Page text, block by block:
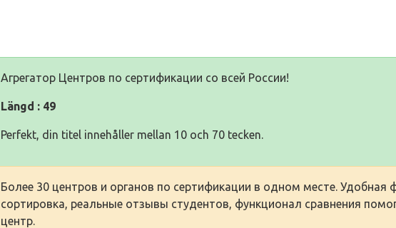
Агрегатор Центров по сертификации со всей России!
Längd : 49
Perfekt, din titel innehåller mellan 10 och 70 tecken.
Более 30 центров и органов по сертификации в одном месте. Удобная
сортировка, реальные отзывы студентов, функционал сравнения
центр.